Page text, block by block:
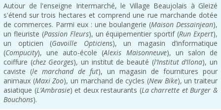
Autour de l'enseigne Intermarché, le Village Beaujolais à Gleizé
s'étend sur trois hectares et comprend une rue marchande dotée
de commerces. Parmi eux : une boulangerie (Maison Dessainjean),
un fleuriste (Passion Fleurs), un équipementier sportif (Run Expert),
un opticien (Gavoille Opticiens), un magasin d’informatique
(Compucity), une auto-école (Alexis Maisonneuve), un salon de
coiffure (chez Georges), un institut de beauté (l’Institut d’Ilona), un
caviste (le marchand de fut), un magasin de fournitures pour
animaux (Maxi Zoo), un marchand de cycles (New Bike), un traiteur
asiatique (L’Ambrasie) et deux restaurants (La charrette et Burger &
Bouchons).